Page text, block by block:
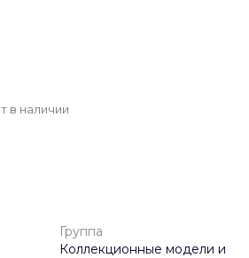
в наличии
Группа
Коллекционные модели и